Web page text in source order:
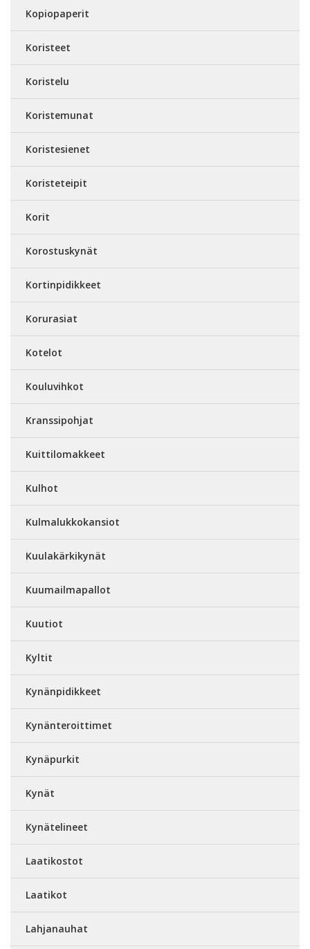
Kopiopaperit
Koristeet
Koristelu
Koristemunat
Koristesienet
Koristeteipit
Korit
Korostuskynät
Kortinpidikkeet
Korurasiat
Kotelot
Kouluvihkot
Kranssipohjat
Kuittilomakkeet
Kulhot
Kulmalukkokansiot
Kuulakärkikynät
Kuumailmapallot
Kuutiot
Kyltit
Kynänpidikkeet
Kynänteroittimet
Kynäpurkit
Kynät
Kynätelineet
Laatikostot
Laatikot
Lahjanauhat